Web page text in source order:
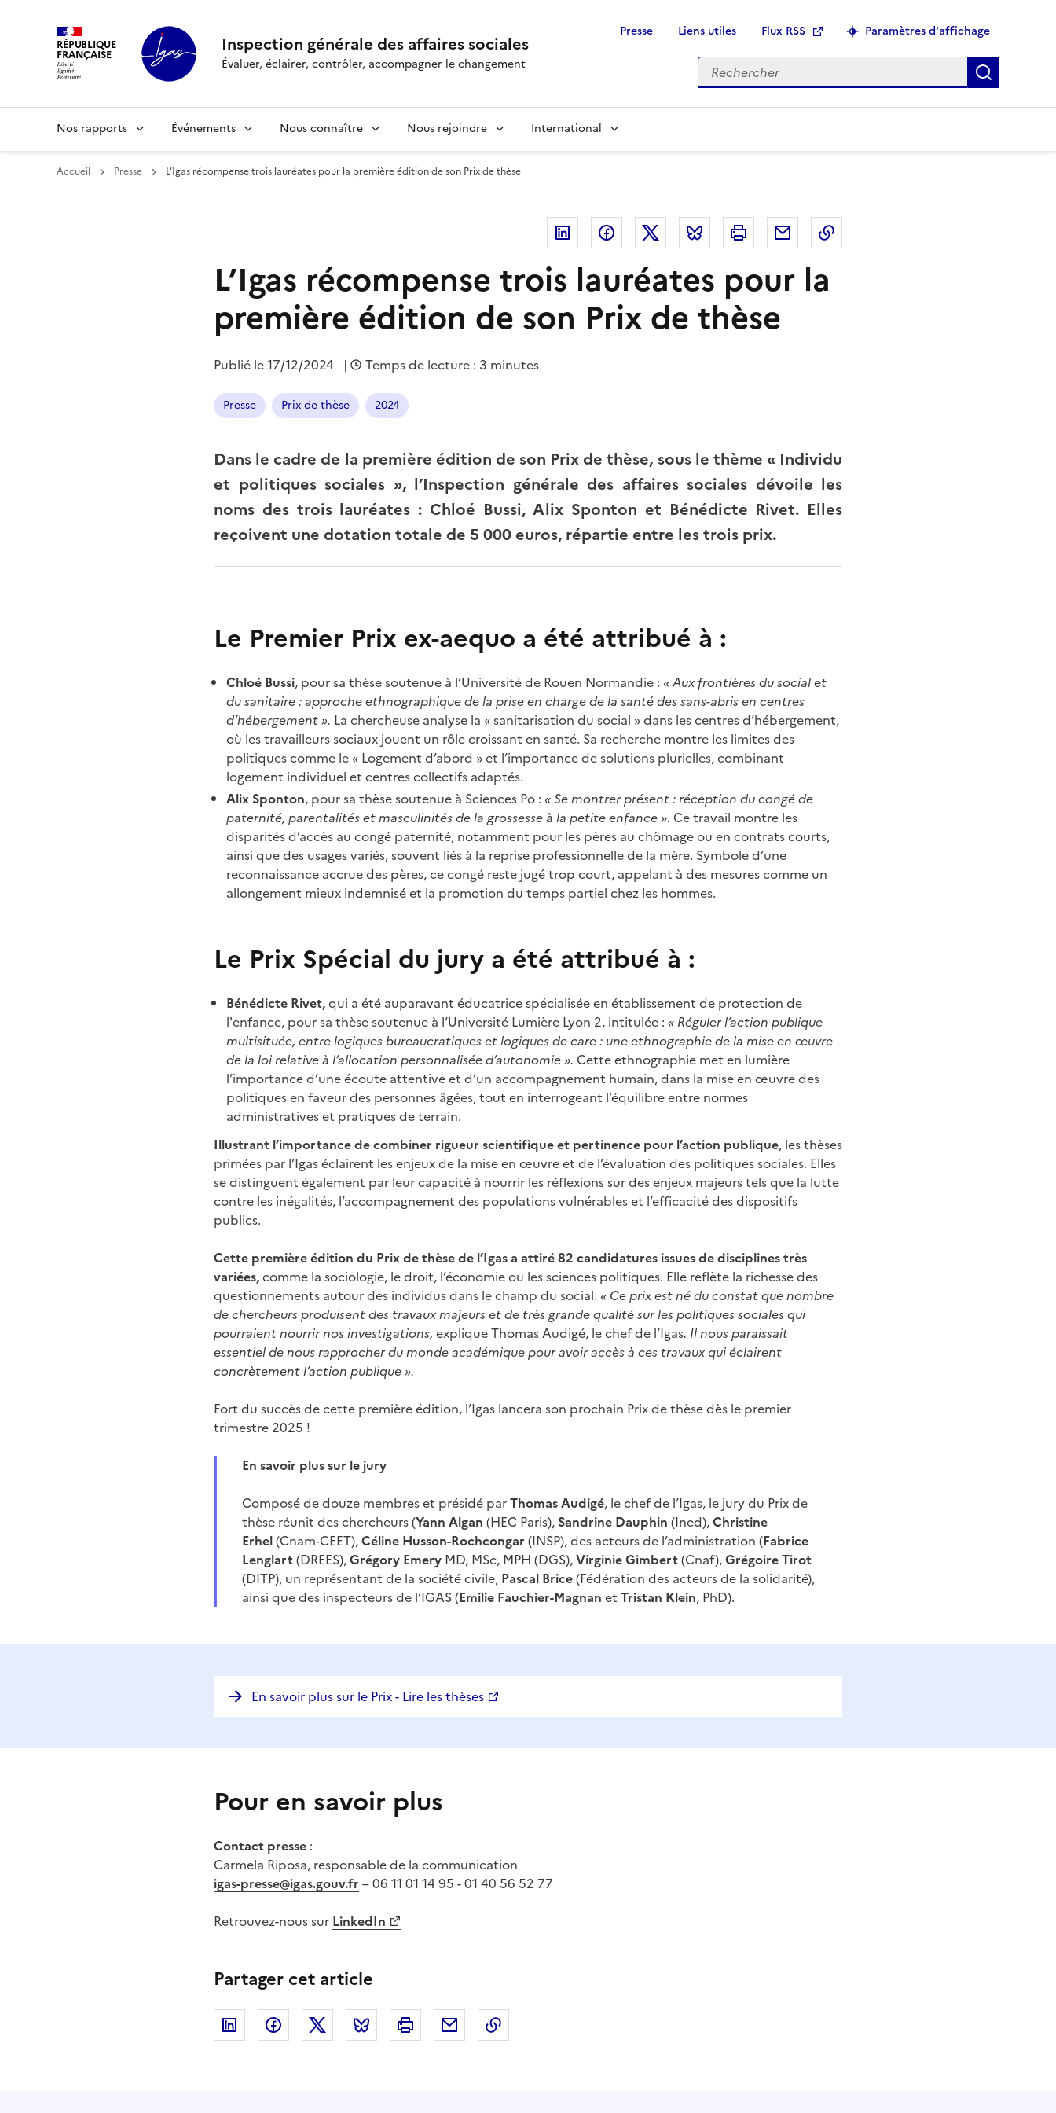
RÉPUBLIQUE
FRANÇAISE Inspection générale des affaires sociales
Évaluer, éclairer, contrôler, accompagner le changement
Presse Liens utiles Flux RSS Paramètres d'affichage
Rechercher
Nos rapports Événements Nous connaître Nous rejoindre International
Accueil Presse L’Igas récompense trois lauréates pour la première édition de son Prix de thèse
Linkedin FacebookTwitter Bluesky Imprimer Courriel
L’Igas récompense trois lauréates pour la
première édition de son Prix de thèse
Publié le17/12/2024 | Temps de lecture : 3 minutes
Presse Prix de thèse 2024
Dans le cadre de la première édition de son Prix de thèse, sous le thème « Individu
et politiques sociales », l’Inspection générale des affaires sociales dévoile les
noms des trois lauréates : Chloé Bussi, Alix Sponton et Bénédicte Rivet. Elles
reçoivent une dotation totale de 5 000 euros, répartie entre les trois prix.
Le Premier Prix ex-aequo a été attribué à :
Chloé Bussi, pour sa thèse soutenue à l’Université de Rouen Normandie : « Aux frontières du social et
du sanitaire : approche ethnographique de la prise en charge de la santé des sans-abris en centres
d’hébergement ». La chercheuse analyse la « sanitarisation du social » dans les centres d’hébergement,
où les travailleurs sociaux jouent un rôle croissant en santé. Sa recherche montre les limites des
politiques comme le « Logement d’abord » et l’importance de solutions plurielles, combinant
logement individuel et centres collectifs adaptés.
Alix Sponton, pour sa thèse soutenue à Sciences Po : « Se montrer présent : réception du congé de
paternité, parentalités et masculinités de la grossesse à la petite enfance ». Ce travail montre les
disparités d’accès au congé paternité, notamment pour les pères au chômage ou en contrats courts,
ainsi que des usages variés, souvent liés à la reprise professionnelle de la mère. Symbole d’une
reconnaissance accrue des pères, ce congé reste jugé trop court, appelant à des mesures comme un
allongement mieux indemnisé et la promotion du temps partiel chez les hommes.
Le Prix Spécial du jury a été attribué à :
Bénédicte Rivet,qui a été auparavant éducatrice spécialisée en établissement de protection de
l'enfance, pour sa thèse soutenue à l’Université Lumière Lyon 2, intitulée : « Réguler l’action publique
multisituée, entre logiques bureaucratiques et logiques de care : une ethnographie de la mise en œuvre
de la loi relative à l’allocation personnalisée d’autonomie ». Cette ethnographie met en lumière
l’importance d’une écoute attentive et d’un accompagnement humain, dans la mise en œuvre des
politiques en faveur des personnes âgées, tout en interrogeant l’équilibre entre normes
administratives et pratiques de terrain.
Illustrant l’importance de combiner rigueur scientifique et pertinence pour l’action publique, les thèses
primées par l’Igas éclairent les enjeux de la mise en œuvre et de l’évaluation des politiques sociales. Elles
se distinguent également par leur capacité à nourrir les réflexions sur des enjeux majeurs tels que la lutte
contre les inégalités, l’accompagnement des populations vulnérables et l’efficacité des dispositifs
publics.
Cette première édition du Prix de thèse de l’Igas a attiré 82 candidatures issues de disciplines très
variées,comme la sociologie, le droit, l’économie ou les sciences politiques. Elle reflète la richesse des
questionnements autour des individus dans le champ du social. « Ce prix est né du constat que nombre
de chercheurs produisent des travaux majeurs et de très grande qualité sur les politiques sociales qui
pourraient nourrir nos investigations, explique Thomas Audigé, le chef de l’Igas. Il nous paraissait
essentiel de nous rapprocher du monde académique pour avoir accès à ces travaux qui éclairent
concrètement l’action publique ».
Fort du succès de cette première édition, l’Igas lancera son prochain Prix de thèse dès le premier
trimestre 2025 !
En savoir plus sur le jury
Composé de douze membres et présidé parThomas Audigé, le chef de l’Igas, le jury du Prix de
thèse réunit des chercheurs (Yann Algan (HEC Paris), Sandrine Dauphin (Ined),Christine
Erhel(Cnam-CEET),Céline Husson-Rochcongar (INSP), des acteurs de l’administration (Fabrice
Lenglart(DREES),Grégory Emery MD, MSc, MPH (DGS),Virginie Gimbert(Cnaf),Grégoire Tirot
(DITP), un représentant de la société civile, Pascal Brice(Fédération des acteurs de la solidarité),
ainsi que des inspecteurs de l’IGAS (Emilie Fauchier-Magnan et Tristan Klein, PhD).
En savoir plus sur le Prix - Lire les thèses
Pour en savoir plus
Contact presse :
Carmela Riposa, responsable de la communication
igas-presse@igas.gouv.fr – 06 11 01 14 95 - 01 40 56 52 77
Retrouvez-nous sur LinkedIn
Partager cet article
Linkedin FacebookTwitter Bluesky Imprimer Courriel